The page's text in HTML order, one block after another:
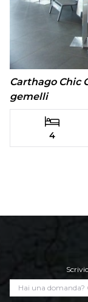
Carthago Chic
gemelli
4